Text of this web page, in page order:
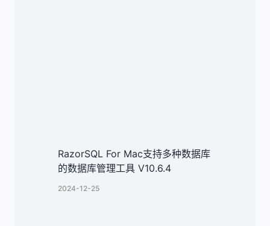
RazorSQL For Mac支持多种数据库
的数据库管理工具 V10.6.4
2024-12-25